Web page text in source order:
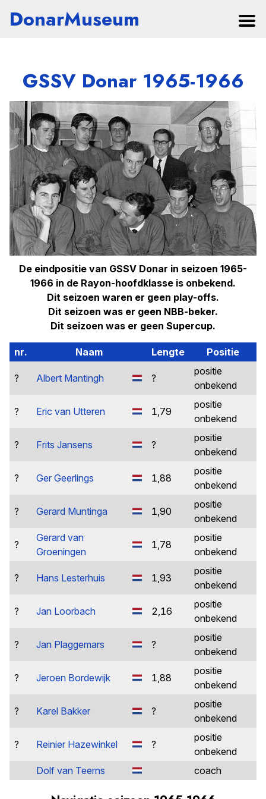
DonarMuseum
GSSV Donar 1965-1966
De eindpositie van GSSV Donar in seizoen 1965-
1966 in de Rayon-hoofdklasse is onbekend.
Dit seizoen waren er geen play-offs.
Dit seizoen was er geen NBB-beker.
Dit seizoen was er geen Supercup.
nr. Naam Lengte Positie
? Albert Mantingh ?
positie
onbekend
? Eric van Utteren 1,79
positie
onbekend
? Frits Jansens ?
positie
onbekend
? Ger Geerlings 1,88
positie
onbekend
? Gerard Muntinga 1,90
positie
onbekend
?
Gerard van
Groeningen
1,78
positie
onbekend
? Hans Lesterhuis 1,93
positie
onbekend
? Jan Loorbach 2,16
positie
onbekend
? Jan Plaggemars ?
positie
onbekend
? Jeroen Bordewijk 1,88
positie
onbekend
? Karel Bakker ?
positie
onbekend
? Reinier Hazewinkel ?
positie
onbekend
Dolf van Teerns
coach